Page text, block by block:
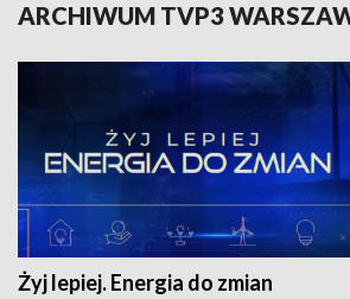
ARCHIWUM TVP3
Żyj lepiej. Energia do zmian